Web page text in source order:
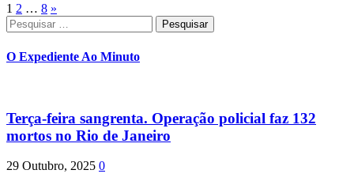
Paginação
dos
conteúdos
1 2 … 8 »
Pesquisar
por:
O Expediente Ao Minuto
Terça-feira sangrenta. Operação policial faz 132
mortos no Rio de Janeiro
29 Outubro, 2025 0